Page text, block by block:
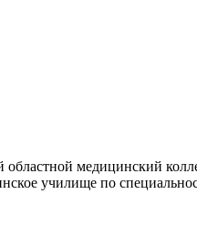
медицинский
училище по